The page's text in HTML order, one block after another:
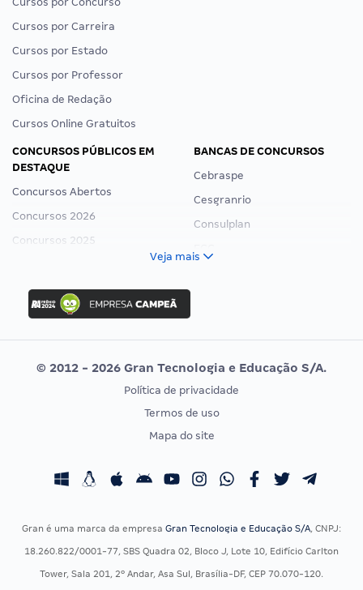
Cursos por Carreira
Cursos por Estado
Cursos por Professor
Oficina de Redação
Cursos Online Gratuitos
CONCURSOS PÚBLICOS EM
DESTAQUE
Concursos Abertos
Concursos 2026
Concursos 2025
Concurso Ibama
Concurso MPU
Editais publicados
BANCAS DE CONCURSOS
Cebraspe
Cesgranrio
Consulplan
Vunesp
CONCURSOS POR PROFISSÃO
Concursos Fiscais
Concursos Saúde
EXAME DE ORDEM
Calendário OAB
Veja mais
© 2012 - 2026 Gran Tecnologia e Educação S/A.
Política de privacidade
Termos de uso
Mapa do site
Gran é uma marca da empresa Gran Tecnologia e Educação S/A, CNPJ:
18.260.822/0001-77, SBS Quadra 02, Bloco J, Lote 10, Edifício Carlton
Tower, Sala 201, 2º Andar, Asa Sul, Brasília-DF, CEP 70.070-120.